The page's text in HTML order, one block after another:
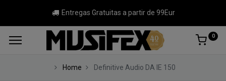
Entregas Gratuitas a partir de 99Eur
0
Home Definitive Audio DA IE 150